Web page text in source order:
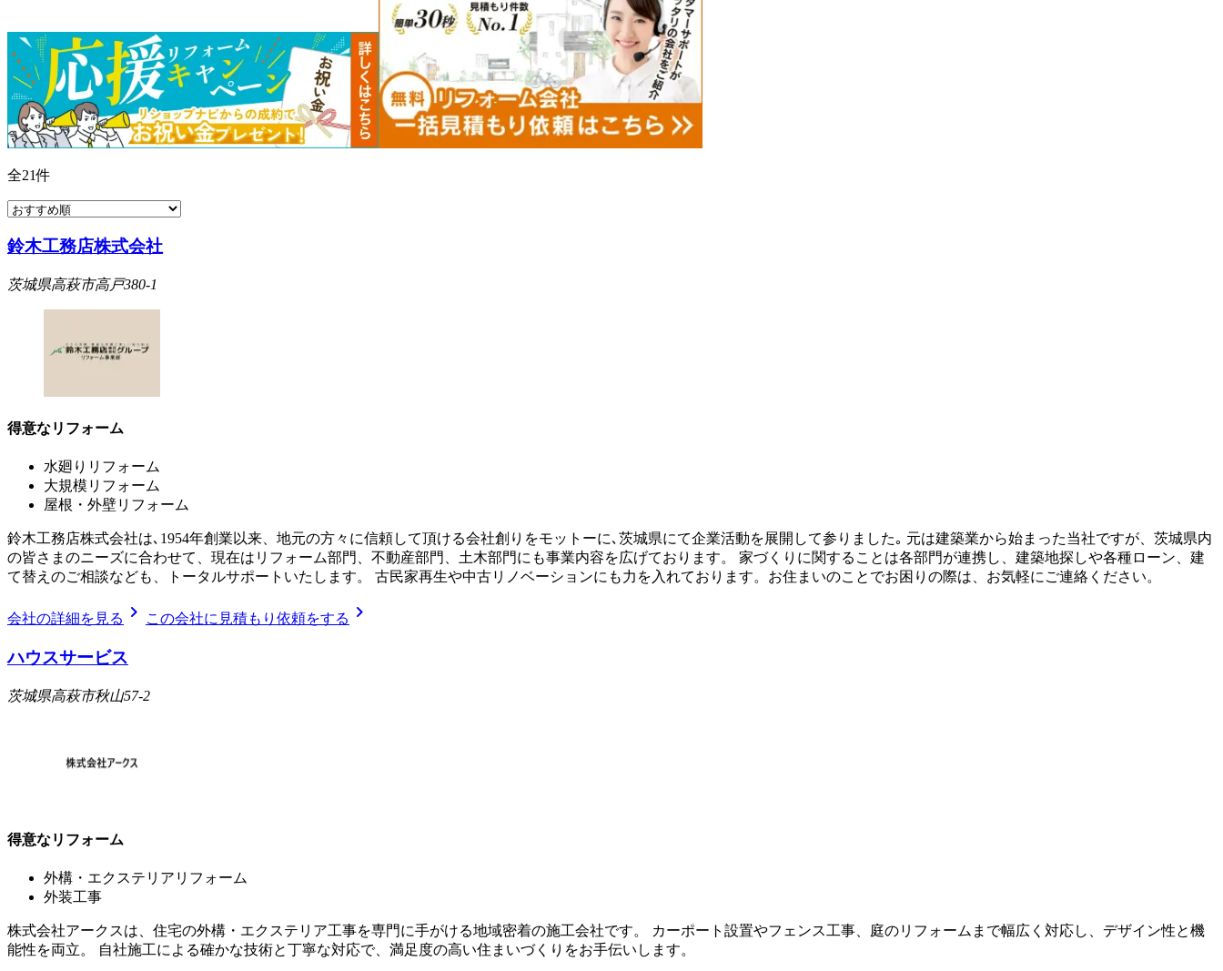
全21件
鈴木工務店株式会社
茨城県高萩市高戸380-1
得意なリフォーム
水廻りリフォーム
大規模リフォーム
屋根・外壁リフォーム
鈴木工務店株式会社は､1954年創業以来、地元の方々に信頼して頂ける会社創りをモットーに､茨城県にて企業活動を展開して参りました｡ 元は建築業から始まった当社ですが、茨城県内
の皆さまのニーズに合わせて、現在はリフォーム部門、不動産部門、土木部門にも事業内容を広げております。 家づくりに関することは各部門が連携し、建築地探しや各種ローン、建
て替えのご相談なども、トータルサポートいたします。 古民家再生や中古リノベーションにも力を入れております。お住まいのことでお困りの際は、お気軽にご連絡ください。
会社の詳細を見る chevron_right この会社に見積もり依頼をする chevron_right
ハウスサービス
茨城県高萩市秋山57-2
得意なリフォーム
外構・エクステリアリフォーム
外装工事
株式会社アークスは、住宅の外構・エクステリア工事を専門に手がける地域密着の施工会社です。 カーポート設置やフェンス工事、庭のリフォームまで幅広く対応し、デザイン性と機
能性を両立。 自社施工による確かな技術と丁寧な対応で、満足度の高い住まいづくりをお手伝いします。